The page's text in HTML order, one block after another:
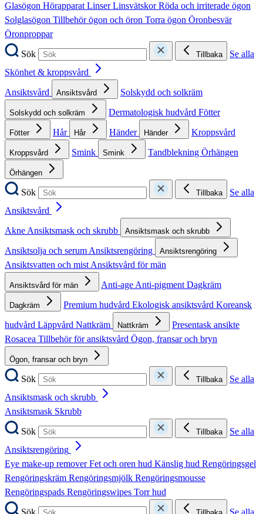
Glasögon HörapparatLinserLinsvätskorRöda och irriterade ögon
Solglasögon Tillbehör ögon och öron Torra ögon Öronbesvär
Öronproppar
Sök
Tillbaka
Se alla
Skönhet & kroppsvård
Ansiktsvård
Ansiktsvård Solskydd och solkräm
Solskydd och solkräm Dermatologisk hudvård Fötter
Fötter Hår Hår Händer Händer Kroppsvård
Kroppsvård Smink Smink Tandblekning Örhängen
Örhängen
Sök Tillbaka
Se alla
Ansiktsvård
AkneAnsiktsmask och skrubb Ansiktsmask och skrubb
Ansiktsolja och serumAnsiktsrengöring Ansiktsrengöring
Ansiktsvatten och mistAnsiktsvård för män
Ansiktsvård för män Anti-ageAnti-pigmentDagkräm
Dagkräm Premium hudvård Ekologisk ansiktsvård Koreansk
hudvård Läppvård Nattkräm Nattkräm
Presentask ansikte
Rosacea Tillbehör för ansiktsvård Ögon, fransar och bryn
Ögon, fransar och bryn
Sök Tillbaka
Se alla
Ansiktsmask och skrubb
Ansiktsmask Skrubb
Sök
Tillbaka
Se alla
Ansiktsrengöring
Eye make-up removerFet och oren hud Känslig hud Rengöringsgel
Rengöringskräm Rengöringsmjölk Rengöringsmousse
Rengöringspads Rengöringswipes Torr hud